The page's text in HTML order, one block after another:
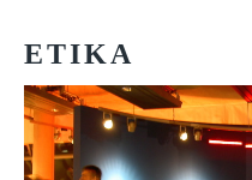
ETIKA